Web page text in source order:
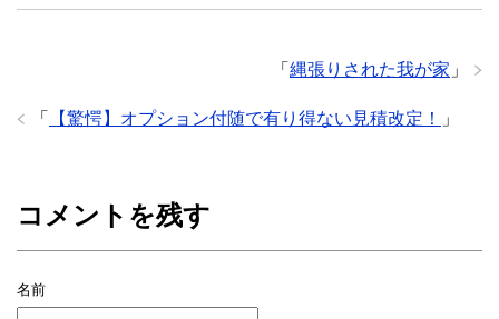
「 縄張りされた我が家 」
「 【驚愕】オプション付随で有り得ない見積改定！ 」
コメントを残す
名前